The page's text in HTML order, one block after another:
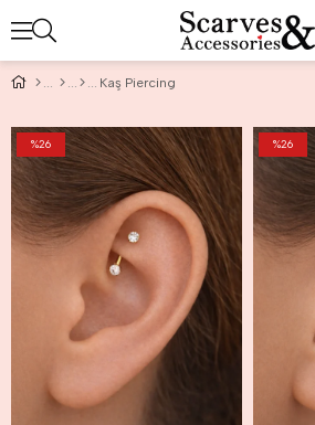
Kaş Piercing
%26 %26